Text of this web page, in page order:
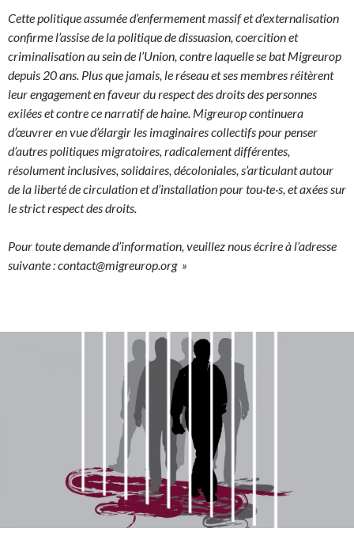
Cette politique assumée d’enfermement massif et d’externalisation
confirme l’assise de la politique de dissuasion, coercition et
criminalisation au sein de l’Union, contre laquelle se bat Migreurop
depuis 20 ans. Plus que jamais, le réseau et ses membres réitèrent
leur engagement en faveur du respect des droits des personnes
exilées et contre ce narratif de haine. Migreurop continuera
d’œuvrer en vue d’élargir les imaginaires collectifs pour penser
d’autres politiques migratoires, radicalement différentes,
résolument inclusives, solidaires, décoloniales, s’articulant autour
de la liberté de circulation et d’installation pour tou·te·s, et axées sur
le strict respect des droits.
Pour toute demande d’information, veuillez nous écrire à l’adresse
suivante : contact@migreurop.org »